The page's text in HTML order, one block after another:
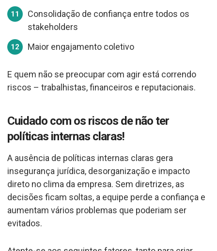
Consolidação de confiança entre todos os
stakeholders
Maior engajamento coletivo
E quem não se preocupar com agir está correndo
riscos – trabalhistas, financeiros e reputacionais.
Cuidado com os riscos de não ter
políticas internas claras!
A ausência de políticas internas claras gera
insegurança jurídica, desorganização e impacto
direto no clima da empresa. Sem diretrizes, as
decisões ficam soltas, a equipe perde a confiança e
aumentam vários problemas que poderiam ser
evitados.